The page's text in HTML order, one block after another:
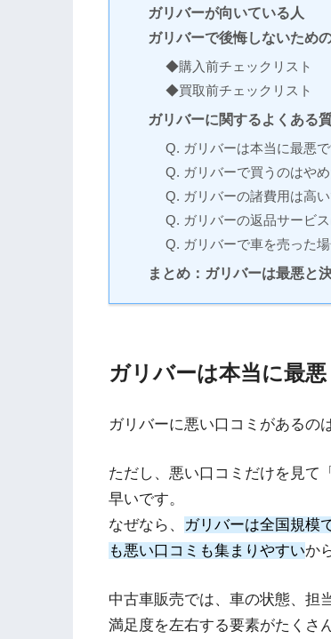
ガリバーが向いている人
ガリバーで後悔しないため
◆購入前チェックリスト
◆買取前チェックリスト
ガリバーに関するよくある
Q. ガリバーは本当に最悪で
Q. ガリバーで買うのはや
Q. ガリバーの諸費用は高い
Q. ガリバーの返品サービ
Q. ガリバーで車を売った
まとめ：ガリバーは最悪と
ガリバーは本当に最
ガリバーに悪い口コミがあるの
ただし、悪い口コミだけを見て
早いです。
なぜなら、
ガリバーは全国規模
も悪い口コミも集まりやすいか
中古車販売では、車の状態、担
満足度を左右する要素がたくさ